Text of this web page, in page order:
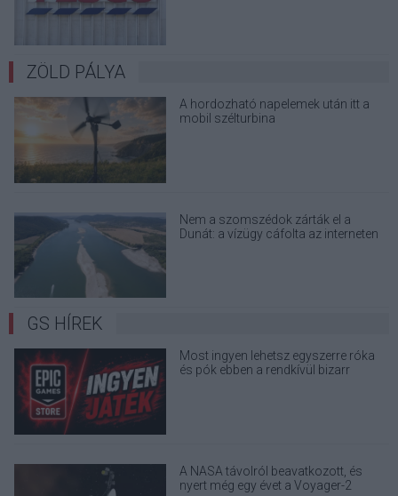
ZÖLD PÁLYA
A hordozható napelemek után itt a
mobil szélturbina
Nem a szomszédok zárták el a
Dunát: a vízügy cáfolta az interneten
GS HÍREK
Most ingyen lehetsz egyszerre róka
és pók ebben a rendkívül bizarr
A NASA távolról beavatkozott, és
nyert még egy évet a Voyager-2